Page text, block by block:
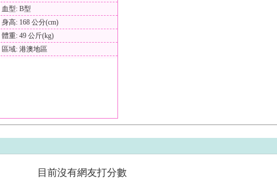
血型: B型
身高: 168 公分(cm)
體重: 49 公斤(kg)
區域: 港澳地區
目前沒有網友打分數